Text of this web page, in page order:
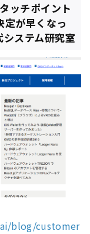
ッチポイント
定が早くなっ
ステム研究室
blog/customer